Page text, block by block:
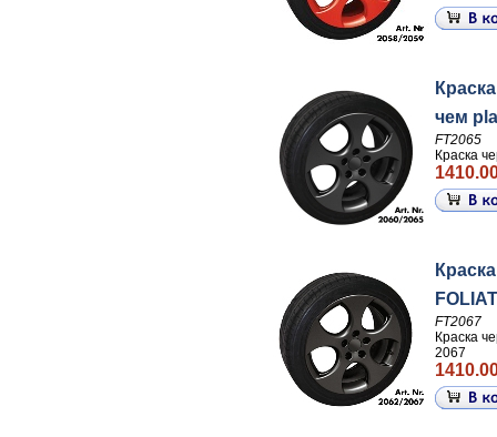
чем
FT2065
Краска
FT2067
Краска
2067